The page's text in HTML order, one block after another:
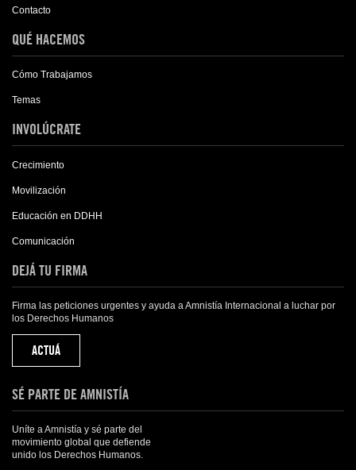
Contacto
QUÉ HACEMOS
Cómo Trabajamos
Temas
INVOLÚCRATE
Crecimiento
Movilización
Educación en DDHH
Comunicación
DEJÁ TU FIRMA
Firma las peticiones urgentes y ayuda a Amnistía Internacional a luchar por
los Derechos Humanos
ACTUÁ
SÉ PARTE DE AMNISTÍA
Uníte a Amnistía y sé parte del
movimiento global que defiende
unido los Derechos Humanos.